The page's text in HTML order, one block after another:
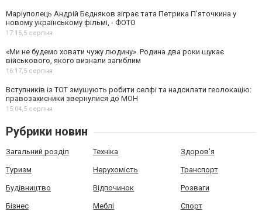
Маріуполець Андрій Бєдняков зіграє тата Петрика П’яточкина у
новому українському фільмі, - ФОТО
17:15,5 серпня
«Ми не будемо ховати чужу людину». Родина два роки шукає
військового, якого визнали загиблим
16:17,5 серпня
Вступників із ТОТ змушують робити селфі та надсилати геолокацію:
правозахисники звернулися до МОН
15:04,5 серпня
Рубрики новин
Загальний розділ Техніка Здоров'я
Туризм Нерухомість Транспорт
Будівництво Відпочинок Розваги
Бізнес Меблі Спорт